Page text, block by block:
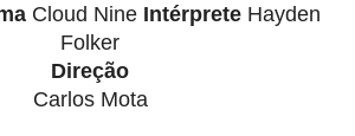
Cloud Nine Intérprete Hayden
Folker
Direção
Carlos Mota